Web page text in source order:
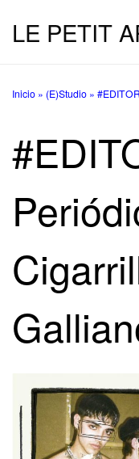
Saltar al contenido
LE PETIT
Inicio » (E)Studio »